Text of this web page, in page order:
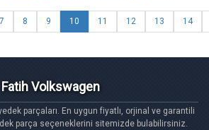
7 8 9 10 11 12 13 14
Fatih Volkswagen
parçaları. En uygun fiyatlı, orjinal ve garantili
parça seçeneklerini sitemizde bulabilirsiniz.